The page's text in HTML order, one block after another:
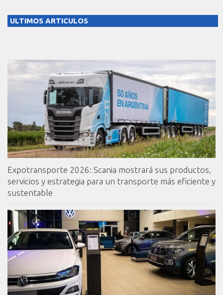
ULTIMOS ARTICULOS
Expotransporte 2026: Scania mostrará sus productos,
servicios y estrategia para un transporte más eficiente y
sustentable